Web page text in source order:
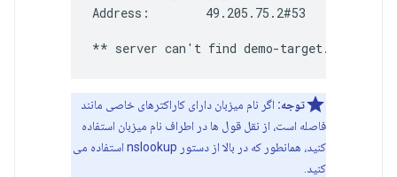
Address:	49.205.75.2#53
** server can't find demo-
توجه: اگر نام میزبان دارای کاراکترهای خاصی مانند
فاصله است، از نقل قول ها در اطراف نام میزبان استفاده
کنید، همانطور که در بالا از دستور nslookup استفاده می
کنید.